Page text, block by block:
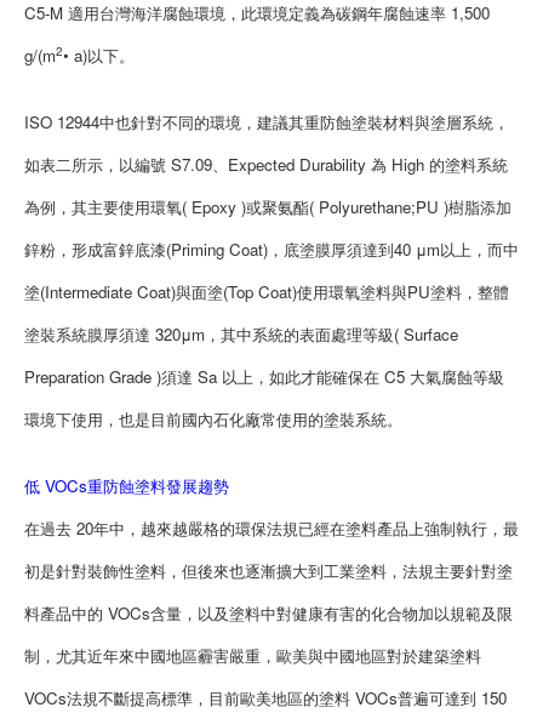
C5-M 適用台灣海洋腐蝕環境，此環境定義為碳鋼年腐蝕速率 1,500
g/(m2• a)以下。
ISO 12944中也針對不同的環境，建議其重防蝕塗裝材料與塗層系統，
如表二所示，以編號 S7.09、Expected Durability 為 High 的塗料系統
為例，其主要使用環氧( Epoxy )或聚氨酯( Polyurethane;PU )樹脂添加
鋅粉，形成富鋅底漆(Priming Coat)，底塗膜厚須達到40 μm以上，而中
塗(Intermediate Coat)與面塗(Top Coat)使用環氧塗料與PU塗料，整體
塗裝系統膜厚須達 320μm，其中系統的表面處理等級( Surface
Preparation Grade )須達 Sa 以上，如此才能確保在 C5 大氣腐蝕等級
環境下使用，也是目前國內石化廠常使用的塗裝系統。
低 VOCs重防蝕塗料發展趨勢
在過去 20年中，越來越嚴格的環保法規已經在塗料產品上強制執行，最
初是針對裝飾性塗料，但後來也逐漸擴大到工業塗料，法規主要針對塗
料產品中的 VOCs含量，以及塗料中對健康有害的化合物加以規範及限
制，尤其近年來中國地區霾害嚴重，歐美與中國地區對於建築塗料
VOCs法規不斷提高標準，目前歐美地區的塗料 VOCs普遍可達到 150